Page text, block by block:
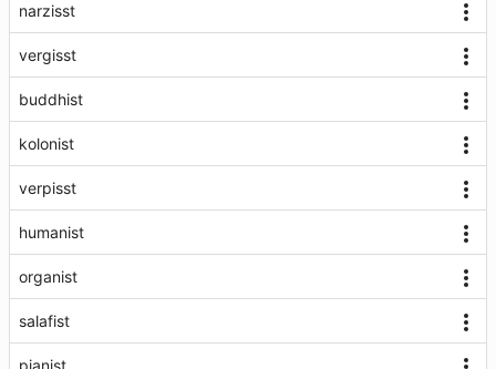
narzisst
vergisst
buddhist
kolonist
verpisst
humanist
organist
salafist
pianist